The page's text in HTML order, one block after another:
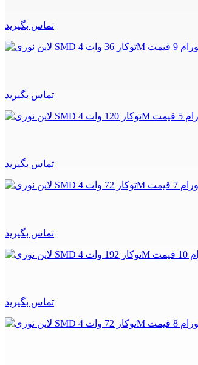
تماس بگیرید
تماس بگیرید
تماس بگیرید
تماس بگیرید
تماس بگیرید